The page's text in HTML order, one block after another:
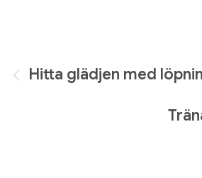
Hitta glädjen med